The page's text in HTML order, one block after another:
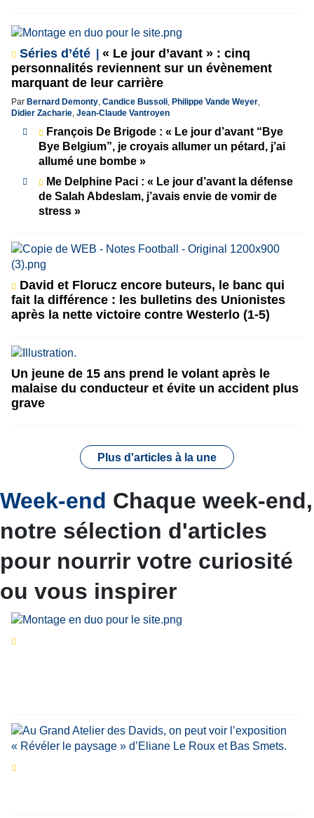
Séries d’été
« Le jour d’avant » : cinq
personnalités reviennent sur un évènement
marquant de leur carrière
Par Bernard Demonty, Candice Bussoli, Philippe Vande Weyer,
Didier Zacharie, Jean-Claude Vantroyen
François De Brigode : « Le jour d’avant “Bye
Bye Belgium”, je croyais allumer un pétard, j’ai
allumé une bombe »
Me Delphine Paci : « Le jour d’avant la défense
de Salah Abdeslam, j’avais envie de vomir de
stress »
David et Florucz encore buteurs, le banc qui
fait la différence : les bulletins des Unionistes
après la nette victoire contre Westerlo (1-5)
Un jeune de 15 ans prend le volant après le
malaise du conducteur et évite un accident plus
grave
Plus d'articles à la une
Week-end Chaque week-end,
notre sélection d'articles
pour nourrir votre curiosité
ou vous inspirer